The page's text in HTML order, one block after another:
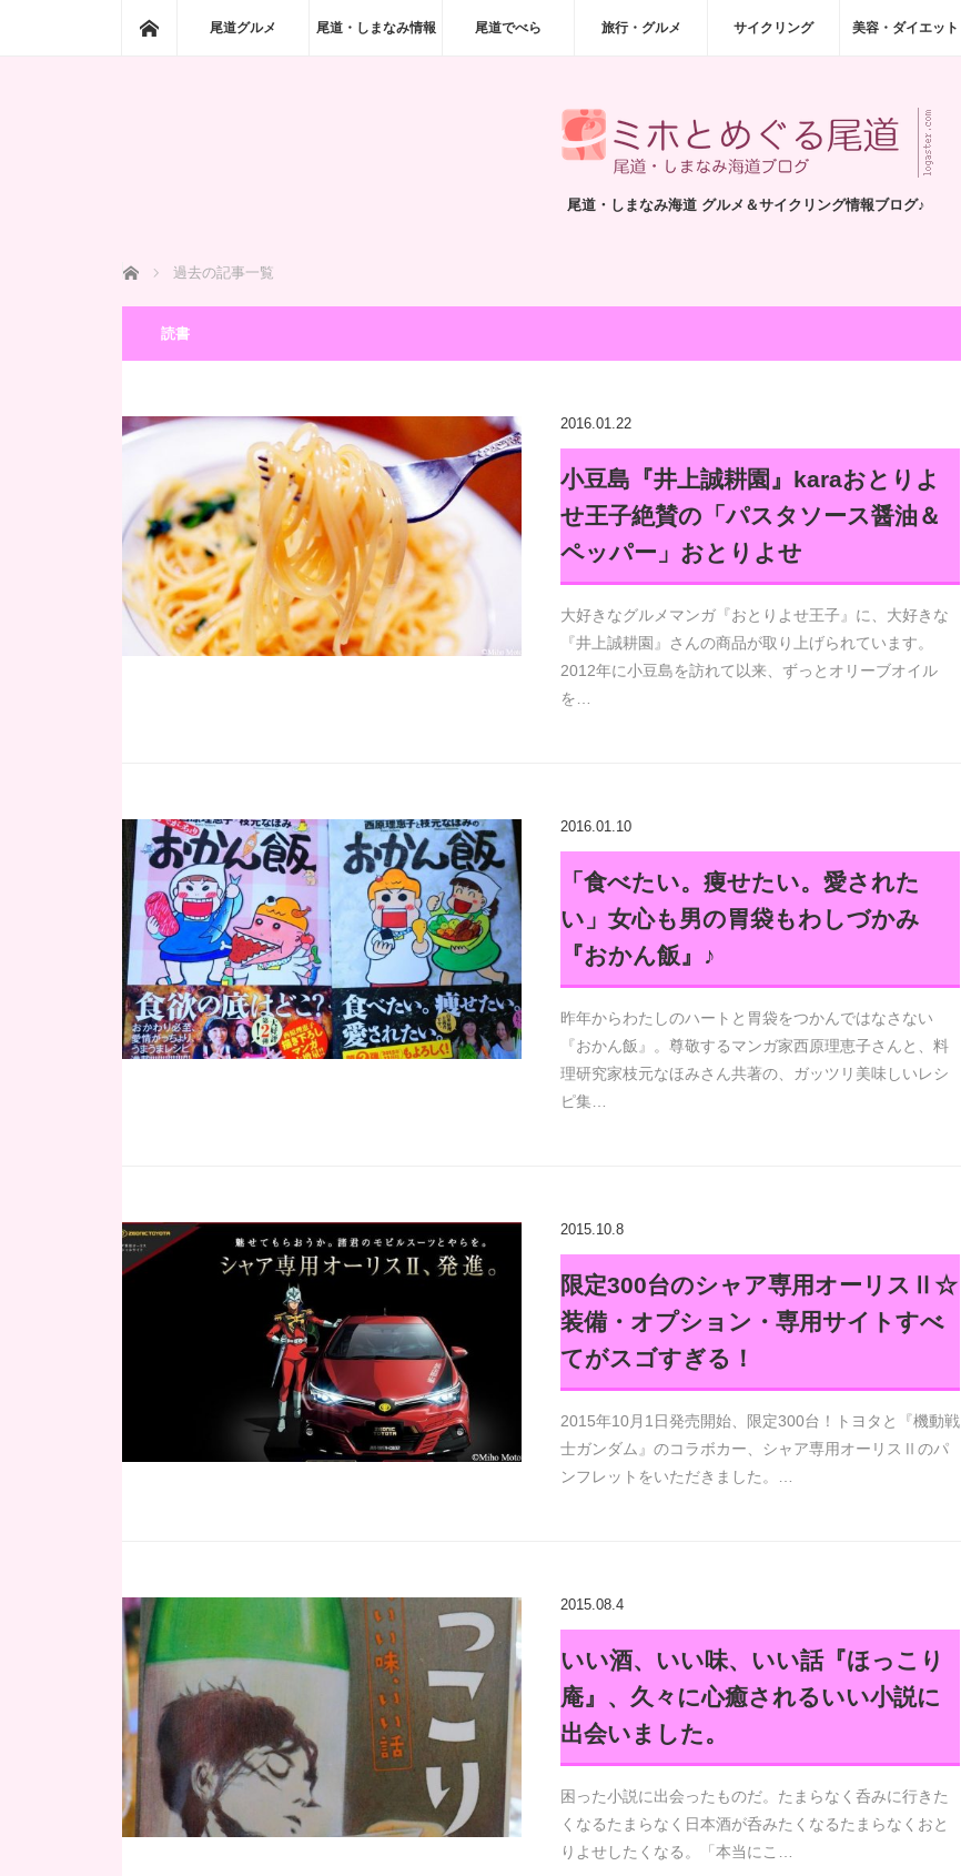
ホーム尾道グルメ 尾道・しまなみ情報 尾道でべら 旅行・グルメ サイクリング 美容・ダイエット
尾道・しまなみ海道 グルメ＆サイクリング情報ブログ♪
ホーム 過去の記事一覧
読書
2016.01.22
小豆島『井上誠耕園』karaおとりよ
せ王子絶賛の「パスタソース醤油＆
ペッパー」おとりよせ
大好きなグルメマンガ『おとりよせ王子』に、大好きな
『井上誠耕園』さんの商品が取り上げられています。
2012年に小豆島を訪れて以来、ずっとオリーブオイル
を…
2016.01.10
「食べたい。痩せたい。愛された
い」女心も男の胃袋もわしづかみ
『おかん飯』♪
昨年からわたしのハートと胃袋をつかんではなさない
『おかん飯』。尊敬するマンガ家西原理恵子さんと、料
理研究家枝元なほみさん共著の、ガッツリ美味しいレシ
ピ集…
2015.10.8
限定300台のシャア専用オーリスⅡ☆
装備・オプション・専用サイトすべ
てがスゴすぎる！
2015年10月1日発売開始、限定300台！トヨタと『機動戦
士ガンダム』のコラボカー、シャア専用オーリスⅡのパ
ンフレットをいただきました。…
2015.08.4
いい酒、いい味、いい話『ほっこり
庵』、久々に心癒されるいい小説に
出会いました。
困った小説に出会ったものだ。たまらなく呑みに行きた
くなるたまらなく日本酒が呑みたくなるたまらなくおと
りよせしたくなる。「本当にこ…